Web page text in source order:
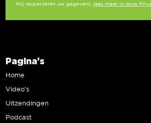
Wij respecteren uw gegevens, lees meer in onze
Pagina's
Home
Video’s
Uitzendingen
Podcast